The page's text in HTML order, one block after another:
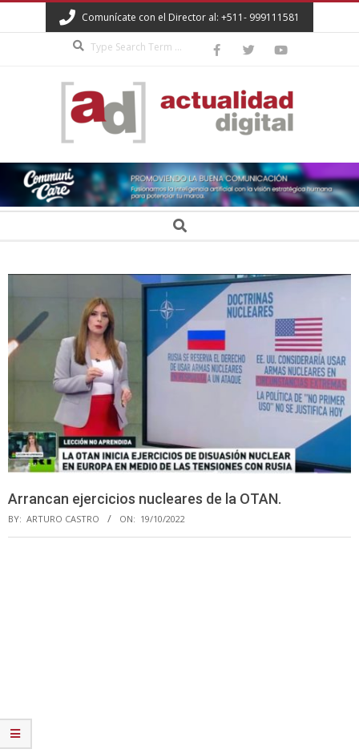
to
Comunícate con el Director al: +511- 999111581
ACTUALIDAD
DIGITAL Search
Arrancan ejercicios nucleares de la OTAN.
BY: ARTURO CASTRO ON: 19/10/2022